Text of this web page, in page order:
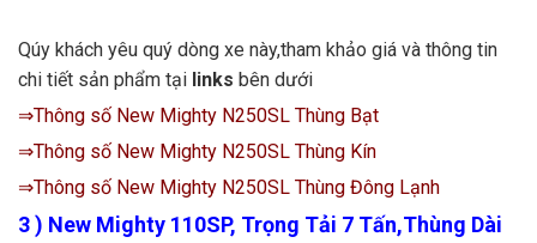
Qúy khách yêu quý dòng xe này,tham khảo giá và thông tin
chi tiết sản phẩm tại links bên dưới
⇒Thông số New Mighty N250SL Thùng Bạt
⇒Thông số New Mighty N250SL Thùng Kín
⇒Thông số New Mighty N250SL Thùng Đông Lạnh
3 ) New Mighty 110SP, Trọng Tải 7 Tấn,Thùng Dài